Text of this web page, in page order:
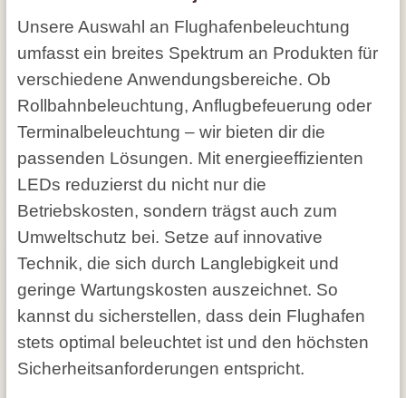
Unsere Auswahl an Flughafenbeleuchtung
umfasst ein breites Spektrum an Produkten für
verschiedene Anwendungsbereiche. Ob
Rollbahnbeleuchtung, Anflugbefeuerung oder
Terminalbeleuchtung – wir bieten dir die
passenden Lösungen. Mit energieeffizienten
LEDs reduzierst du nicht nur die
Betriebskosten, sondern trägst auch zum
Umweltschutz bei. Setze auf innovative
Technik, die sich durch Langlebigkeit und
geringe Wartungskosten auszeichnet. So
kannst du sicherstellen, dass dein Flughafen
stets optimal beleuchtet ist und den höchsten
Sicherheitsanforderungen entspricht.